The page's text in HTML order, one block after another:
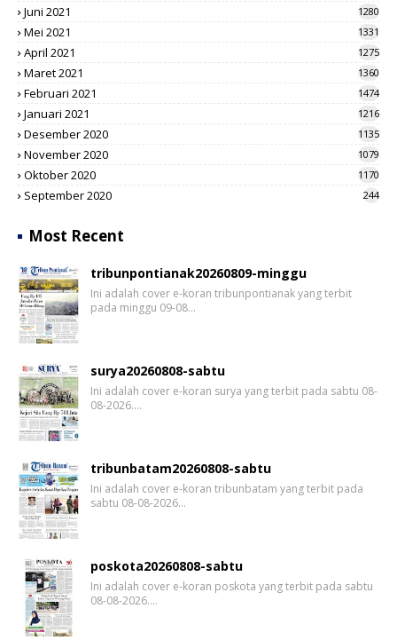
Juni 2021 1280
Mei 2021 1331
April 2021 1275
Maret 2021 1360
Februari 2021 1474
Januari 2021 1216
Desember 2020 1135
November 2020 1079
Oktober 2020 1170
September 2020 244
Most Recent
tribunpontianak20260809-minggu
Ini adalah cover e-koran tribunpontianak yang terbit
pada minggu 09-08…
surya20260808-sabtu
Ini adalah cover e-koran surya yang terbit pada sabtu 08-
08-2026.…
tribunbatam20260808-sabtu
Ini adalah cover e-koran tribunbatam yang terbit pada
sabtu 08-08-2026…
poskota20260808-sabtu
Ini adalah cover e-koran poskota yang terbit pada sabtu
08-08-2026.…